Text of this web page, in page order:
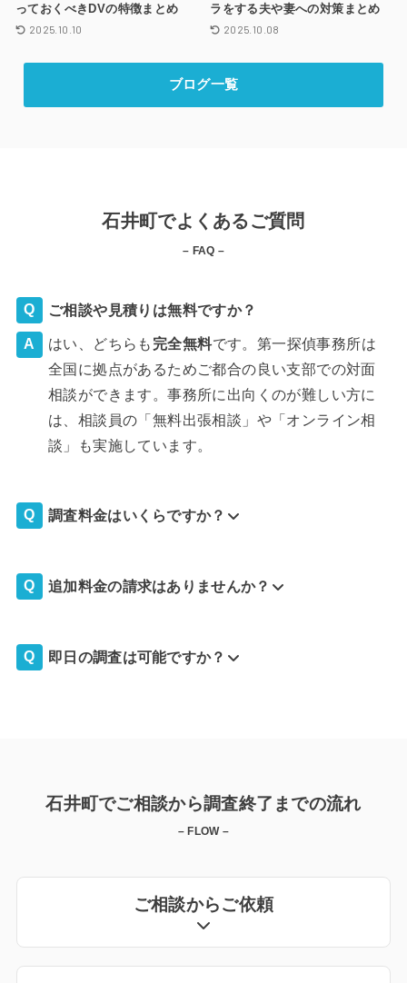
っておくべきDVの特徴まとめ
2025.10.10
ラをする夫や妻への対策まとめ
2025.10.08
ブログ一覧
石井町でよくあるご質問
– FAQ –
ご相談や見積りは無料ですか？
はい、どちらも 完全無料です。第一探偵事務所は
全国に拠点があるためご都合の良い支部での対面
相談ができます。事務所に出向くのが難しい方に
は、相談員の「無料出張相談」や「オンライン相
談」も実施しています。
調査料金はいくらですか？
追加料金の請求はありませんか？
即日の調査は可能ですか？
石井町でご相談から調査終了までの流れ
– FLOW –
ご相談からご依頼